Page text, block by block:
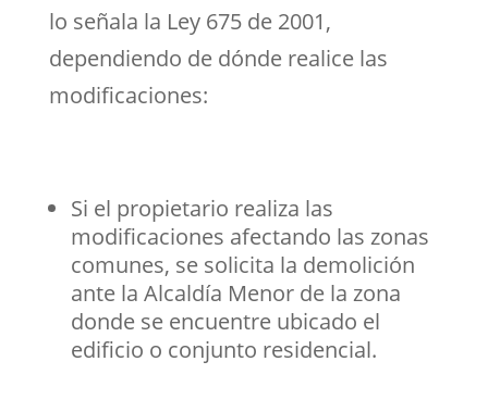
lo señala la Ley 675 de 2001,
dependiendo de dónde realice las
modificaciones:
Si el propietario realiza las
modificaciones afectando las zonas
comunes, se solicita la demolición
ante la Alcaldía Menor de la zona
donde se encuentre ubicado el
edificio o conjunto residencial.